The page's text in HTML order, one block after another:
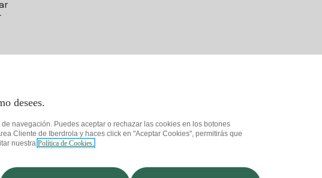
desees.
navegación. Puedes aceptar o rechazar las cookies en los botones
Cliente de Iberdrola y haces click en "Aceptar Cookies", permitirás que
nuestra Política de Cookies.